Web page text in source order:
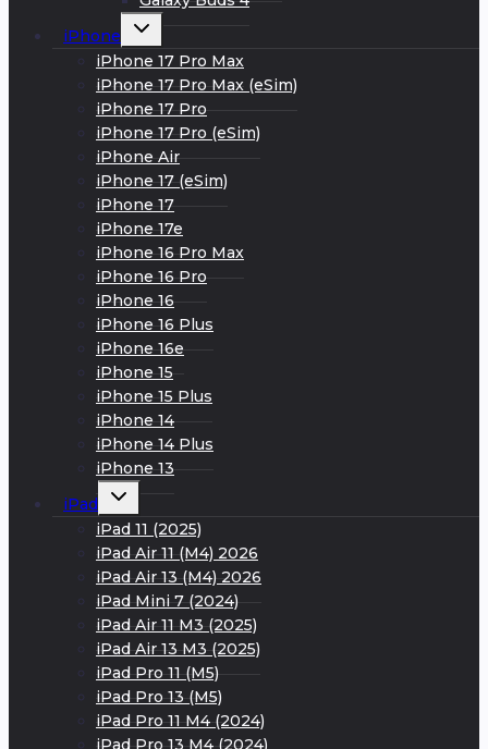
iPhone
Развернуть
меню
iPhone 17 Pro Max
iPhone 17 Pro Max (eSim)
iPhone 17 Pro
iPhone 17 Pro (eSim)
iPhone Air
iPhone 17 (eSim)
iPhone 17
iPhone 17e
iPhone 16 Pro Max
iPhone 16 Pro
iPhone 16
iPhone 16 Plus
iPhone 16e
iPhone 15
iPhone 15 Plus
iPhone 14
iPhone 14 Plus
iPhone 13
iPad
Развернуть
меню
iPad 11 (2025)
iPad Air 11 (M4) 2026
iPad Air 13 (M4) 2026
iPad Mini 7 (2024)
iPad Air 11 M3 (2025)
iPad Air 13 M3 (2025)
iPad Pro 11 (M5)
iPad Pro 13 (M5)
iPad Pro 11 M4 (2024)
iPad Pro 13 M4 (2024)